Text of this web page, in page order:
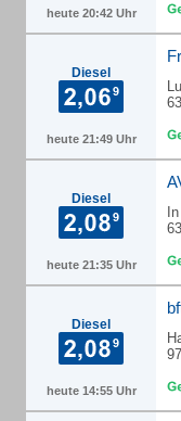
heute 20:42 Uhr
Diesel
heute 21:49 Uhr
Diesel
heute 21:35 Uhr
Diesel
heute 14:55 Uhr